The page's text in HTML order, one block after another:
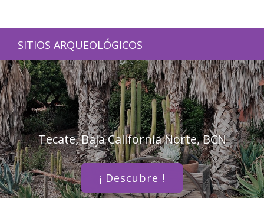
SITIOS ARQUEOLÓGICOS
Tecate, Baja California Norte, BCN
¡ Descubre !